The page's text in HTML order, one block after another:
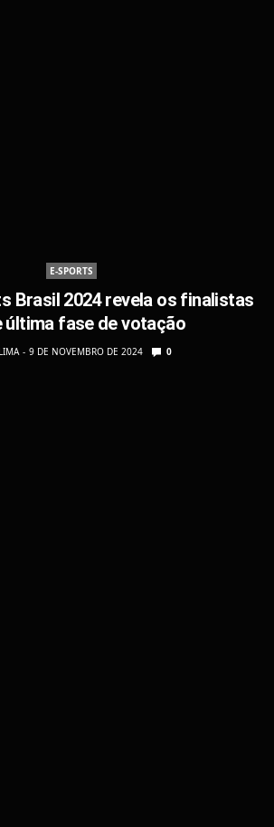
E-SPORTS
Brasil 2024 revela os finalistas
última fase de votação
9 DE NOVEMBRO DE 2024 0